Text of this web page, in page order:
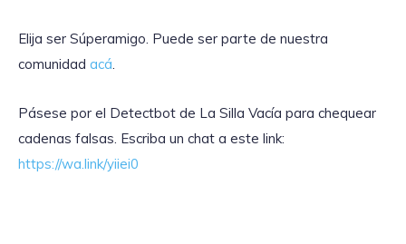
Elija ser Súperamigo. Puede ser parte de nuestra
comunidad acá.
Pásese por el Detectbot de La Silla Vacía para chequear
cadenas falsas. Escriba un chat a este link:
https://wa.link/yiiei0